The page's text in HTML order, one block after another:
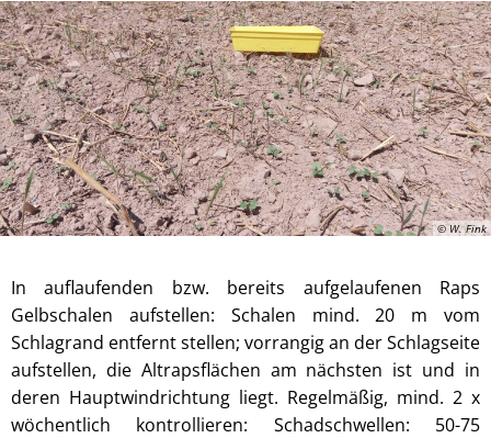
© W. Fink
In auflaufenden bzw. bereits aufgelaufenen Raps
Gelbschalen aufstellen: Schalen mind. 20 m vom
Schlagrand entfernt stellen; vorrangig an der Schlagseite
aufstellen, die Altrapsflächen am nächsten ist und in
deren Hauptwindrichtung liegt. Regelmäßig, mind. 2 x
wöchentlich kontrollieren: Schadschwellen: 50-75